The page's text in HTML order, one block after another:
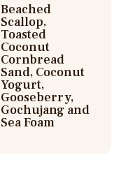
Beached
Scallop,
Toasted
Coconut
Cornbread
Sand, Coconut
Yogurt,
Gooseberry,
Gochujang and
Sea Foam